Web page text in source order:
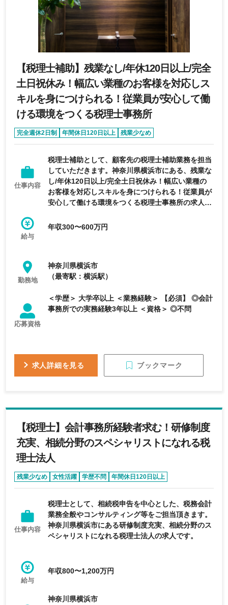
【税理士補助】残業なし/年休120日以上/完全
土日祝休み！幅広い業種のお客様を対応しス
キルを身につけられる！従業員が安心して働
ける環境をつくる税理士事務所
完全週休2日制 年間休日120日以上
残業少なめ
育休・産休実績あり
フレックス制度あり
仕事内容
税理士補助として、顧客先の税理士補助業務を担当
していただきます。神奈川県横浜市にある、残業な
し/年休120日以上/完全土日祝休み！幅広い業種の
お客様を対応しスキルを身につけられる！従業員が
安心して働ける環境をつくる税理士事務所の求人で
給与
年収300〜600万円
勤務地
神奈川県横浜市
（最寄駅：横浜駅）
応募資格
＜学歴＞ 大学卒以上 ＜業務経験＞ 【必須】 ◎会計
事務所での実務経験3年以上 ＜資格＞ ◎不問
求人詳細を見る ブックマーク
【税理士】会計事務所経験者求む！研修制度
充実、相続分野のスペシャリストになれる税
理士法人
残業少なめ 女性活躍 学歴不問 年間休日120日以上
仕事内容
税理士として、相続税申告を中心とした、税務会計
業務全般やコンサルティング等をご担当頂きます。
神奈川県横浜市にある研修制度充実、相続分野のス
ペシャリストになれる税理士法人の求人です。
給与
年収800〜1,200万円
神奈川県横浜市